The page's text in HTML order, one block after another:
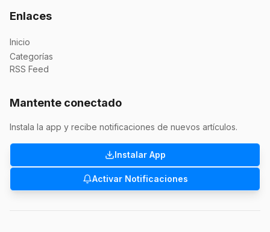
Enlaces
Inicio
Categorías
RSS Feed
Mantente conectado
Instala la app y recibe notificaciones de nuevos artículos.
Instalar App
Activar Notificaciones